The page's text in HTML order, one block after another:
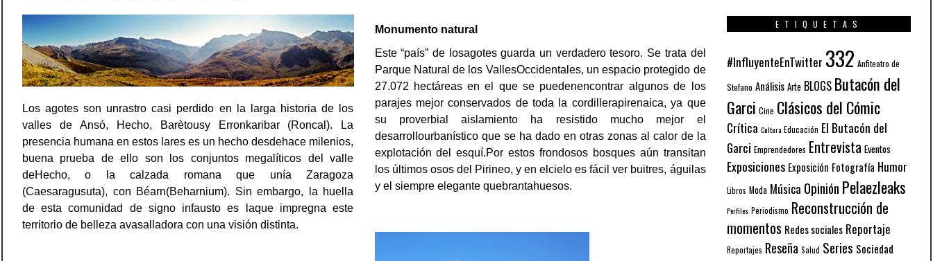
Los agotes son unrastro casi perdido en la larga historia de los
valles de Ansó, Hecho, Barètousy Erronkaribar (Roncal). La
presencia humana en estos lares es un hecho desdehace milenios,
buena prueba de ello son los conjuntos megalíticos del valle
deHecho, o la calzada romana que unía Zaragoza
(Caesaragusuta), con Béarn(Beharnium). Sin embargo, la huella
de esta comunidad de signo infausto es laque impregna este
territorio de belleza avasalladora con una visión distinta.
Monumento natural
Este “país” de losagotes guarda un verdadero tesoro. Se trata del
Parque Natural de los VallesOccidentales, un espacio protegido de
27.072 hectáreas en el que se puedenencontrar algunos de los
parajes mejor conservados de toda la cordillerapirenaica, ya que
su proverbial aislamiento ha resistido mucho mejor el
desarrollourbanístico que se ha dado en otras zonas al calor de la
explotación del esquí.Por estos frondosos bosques aún transitan
los últimos osos del Pirineo, y en elcielo es fácil ver buitres, águilas
y el siempre elegante quebrantahuesos.
ETIQUETAS
#InfluyenteEnTwitter 332 Anfiteatro de
Stefano Análisis Arte BLOGS Butacón del
Garci Cine Clásicos del Cómic
Crítica Cultura Educación El Butacón del
Garci Emprendedores Entrevista Eventos
Exposiciones Exposición Fotografía Humor
Libros Moda Música Opinión Pelaezleaks
Perfiles Periodismo Reconstrucción de
momentos Redes sociales Reportaje
Reportajes Reseña Salud Series Sociedad